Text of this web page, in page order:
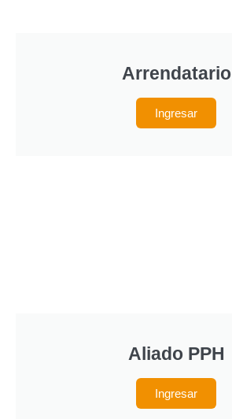
Arrendatario
Ingresar
Aliado PPH
Ingresar